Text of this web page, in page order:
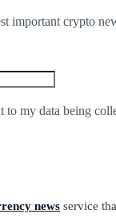
important crypto
to my data being
news service